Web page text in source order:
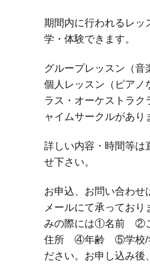
期間内に行われるレッ
学・体験できます。
グループレッスン（音
個人レッスン（ピアノ
ラス・オーケストラク
ャイムサークルがあり
詳しい内容・時間等は
せ下さい。
お申込、お問い合わせ
メールにて承っており
みの際には①名前 ②
住所 ④年齢 ⑤学校/
ださい。お申し込み後